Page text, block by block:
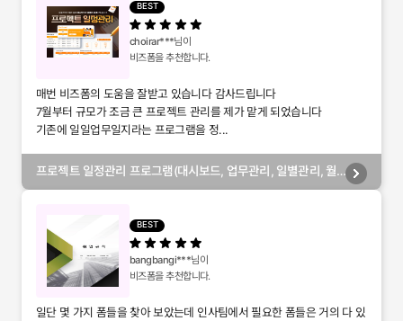
BEST
choirar***님이
비즈폼을 추천합니다.
매번 비즈폼의 도움을 잘받고 있습니다 감사드립니다
7월부터 규모가 조금 큰 프로젝트 관리를 제가 맡게 되었습니다
기존에 일일업무일지라는 프로그램을 정...
프로젝트 일정관리 프로그램(대시보드, 업무관리, 일별관리, 월
BEST
bangbangi***님이
비즈폼을 추천합니다.
일단 몇 가지 폼들을 찾아 보았는데 인사팀에서 필요한 폼들은 거의 다 있